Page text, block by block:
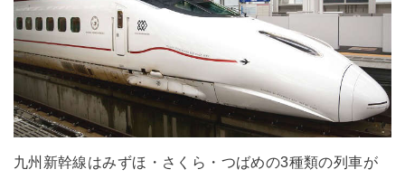
九州新幹線はみずほ・さくら・つばめの3種類の列車が